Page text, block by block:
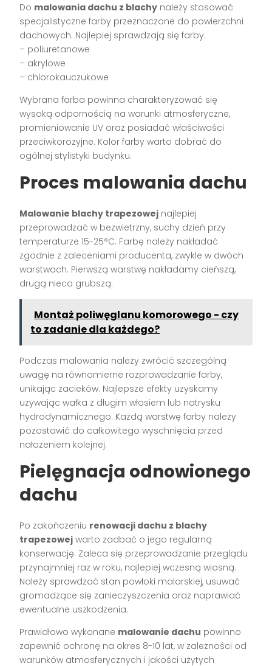
Do malowania dachu z blachy należy stosować
specjalistyczne farby przeznaczone do powierzchni
dachowych. Najlepiej sprawdzają się farby:
– poliuretanowe
– akrylowe
– chlorokauczukowe
Wybrana farba powinna charakteryzować się
wysoką odpornością na warunki atmosferyczne,
promieniowanie UV oraz posiadać właściwości
przeciwkorozyjne. Kolor farby warto dobrać do
ogólnej stylistyki budynku.
Proces malowania dachu
Malowanie blachy trapezowej najlepiej
przeprowadzać w bezwietrzny, suchy dzień przy
temperaturze 15-25°C. Farbę należy nakładać
zgodnie z zaleceniami producenta, zwykle w dwóch
warstwach. Pierwszą warstwę nakładamy cieńszą,
drugą nieco grubszą.
Montaż poliwęglanu komorowego - czy
to zadanie dla każdego?
Podczas malowania należy zwrócić szczególną
uwagę na równomierne rozprowadzanie farby,
unikając zacieków. Najlepsze efekty uzyskamy
używając wałka z długim włosiem lub natrysku
hydrodynamicznego. Każdą warstwę farby należy
pozostawić do całkowitego wyschnięcia przed
nałożeniem kolejnej.
Pielęgnacja odnowionego
dachu
Po zakończeniu renowacji dachu z blachy
trapezowej warto zadbać o jego regularną
konserwację. Zaleca się przeprowadzanie przeglądu
przynajmniej raz w roku, najlepiej wczesną wiosną.
Należy sprawdzać stan powłoki malarskiej, usuwać
gromadzące się zanieczyszczenia oraz naprawiać
ewentualne uszkodzenia.
Prawidłowo wykonane malowanie dachu powinno
zapewnić ochronę na okres 8-10 lat, w zależności od
warunków atmosferycznych i jakości użytych